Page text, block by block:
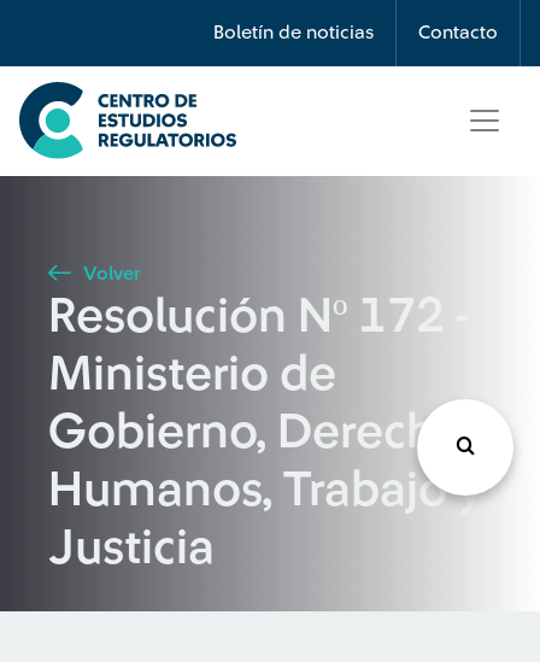
Boletín de noticias Contacto
Búsqueda
Seleccione país
Buscar
Volver
Resolución Nº 172 -
Ministerio de
Gobierno, Derechos
Humanos, Trabajo y
Justicia